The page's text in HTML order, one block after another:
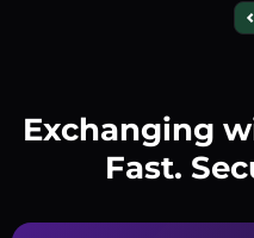
Exchanging
Fast.